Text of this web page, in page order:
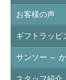
お客様の声
ギフトラッピ
サンソー ～